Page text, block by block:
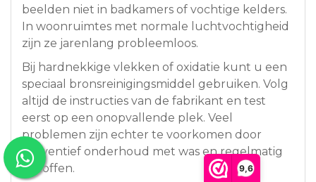
9,6
beelden niet in badkamers of vochtige kelders.
In woonruimtes met normale luchtvochtigheid
zijn ze jarenlang probleemloos.
Bij hardnekkige vlekken of oxidatie kunt u een
speciaal bronsreinigingsmiddel gebruiken. Volg
altijd de instructies van de fabrikant en test
eerst op een onopvallende plek. Veel
problemen zijn echter te voorkomen door
preventief onderhoud met was en regelmatig
afstoffen.